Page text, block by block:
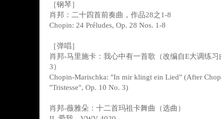
［钢琴］
肖邦：二十四首前奏曲，作品28之1-8
Chopin: 24 Préludes, Op. 28 Nos. 1-8
［弹唱］
肖邦-马里施卡：我心中有一首歌（改编自E大调练
3）
Chopin-Marischka: "In mir klingt ein Lied" (After
"Tristesse", Op. 10 No. 3)
肖邦-薇雅朵：十二首玛祖卡舞曲（选曲）